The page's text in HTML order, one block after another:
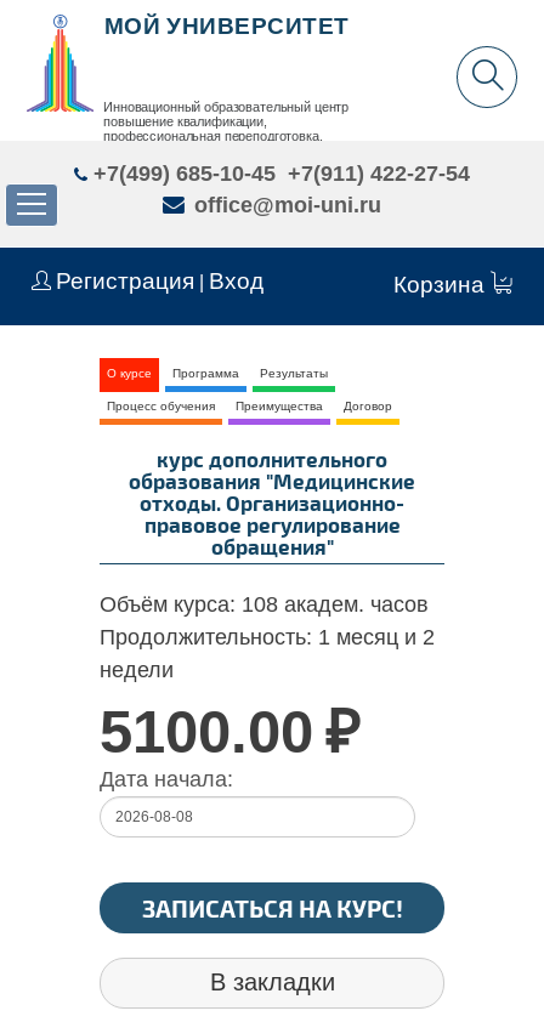
Регистрация Вход Корзина
МОЙ УНИВЕРСИТЕТ
Инновационный образовательный центр
повышение квалификации,
профессиональная переподготовка,
+7(499) 685-10-45 +7(911) 422-27-54
office@moi-uni.ru
О курсе Программа Результаты
Процесс обучения Преимущества Договор
курс дополнительного
образования "Медицинские
отходы. Организационно-
правовое регулирование
обращения"
Объём курса: 108 академ. часов
Продолжительность: 1 месяц и 2
недели
5100.00 ₽
Дата начала:
ЗАПИСАТЬСЯ НА КУРС!
В закладки